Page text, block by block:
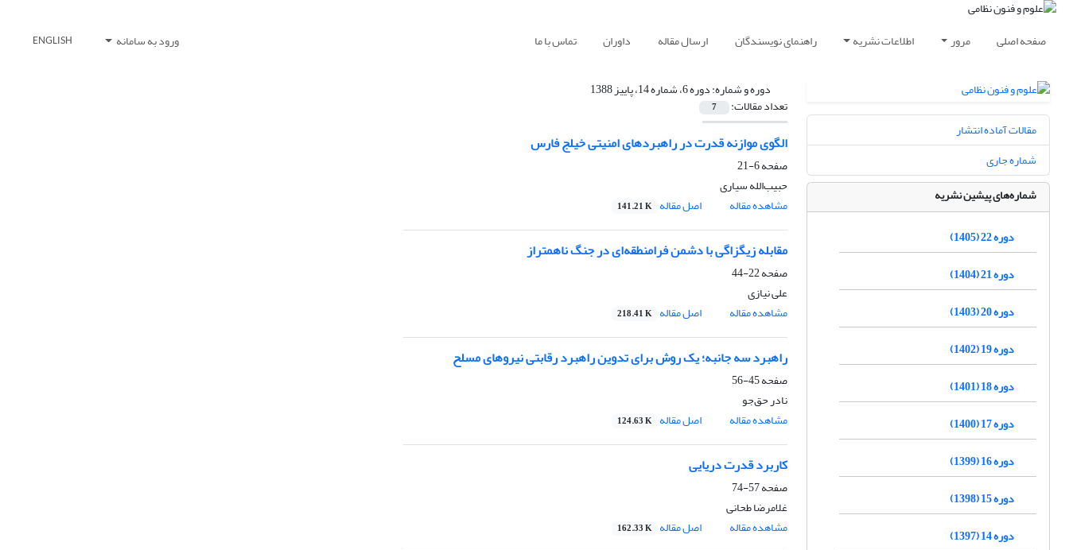
صفحه اصلی مرور اطلاعات نشریه راهنمای نویسندگان ارسال مقاله داوران تماس با ما ورود به سامانه ENGLISH
دوره و شماره:دوره 6، شماره 14، پاییز 1388
تعداد مقالات: 7
الگوی موازنه قدرت در راهبردهای امنیتی خیلج فارس
صفحه6-21
حبیب‌الله سیاری
مشاهده مقاله
اصل مقاله 141.21 K
مقابله زیگزاگی با دشمن فرامنطقه‌ای در جنگ ناهمتراز
صفحه22-44
علی نیازی
مشاهده مقاله
اصل مقاله 218.41 K
راهبرد سه جانبه؛ یک روش برای تدوین راهبرد رقابتی نیروهای مسلح
صفحه45-56
نادر حق‌جو
مشاهده مقاله
اصل مقاله 124.63 K
کاربرد قدرت دریایی
صفحه57-74
غلامرضا طحانی
مشاهده مقاله
اصل مقاله 162.33 K
مقالات آماده انتشار
شماره جاری
شماره‌های پیشین نشریه
دوره 22 (1405)
دوره 21 (1404)
دوره 20 (1403)
دوره 19 (1402)
دوره 18 (1401)
دوره 17 (1400)
دوره 16 (1399)
دوره 15 (1398)
دوره 14 (1397)